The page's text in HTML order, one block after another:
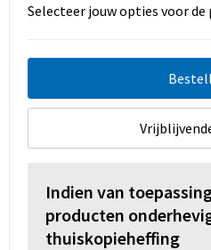
Selecteer jouw opties voor de
Indien van
producten
thuiskopieheffing